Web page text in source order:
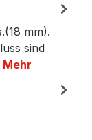
mm).
sind
Mehr